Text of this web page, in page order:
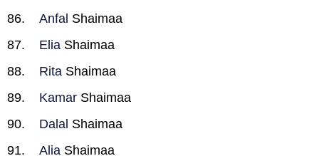
Anfal Shaimaa
Elia Shaimaa
Rita Shaimaa
Kamar Shaimaa
Dalal Shaimaa
Alia Shaimaa